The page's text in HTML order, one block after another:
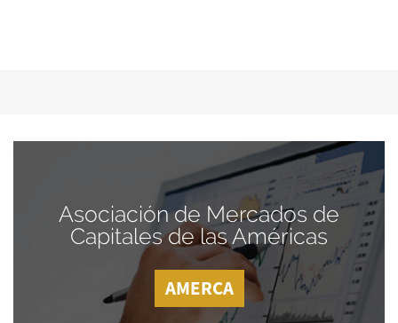
Asociación de Mercados de
Capitales de las Américas
AMERCA